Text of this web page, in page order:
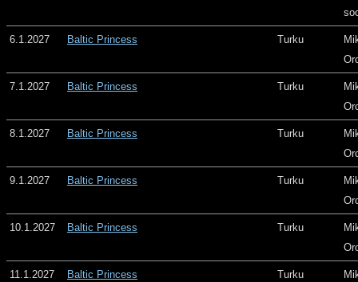
6.1.2027 Baltic Princess Turku
7.1.2027 Baltic Princess Turku
8.1.2027 Baltic Princess Turku
9.1.2027 Baltic Princess Turku
10.1.2027 Baltic Princess Turku
11.1.2027 Baltic Princess Turku